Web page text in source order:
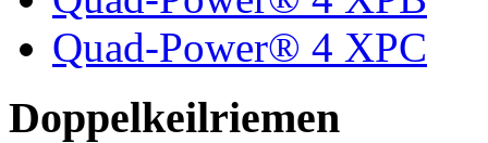
Quad-Power® 4 XPC
Doppelkeilriemen